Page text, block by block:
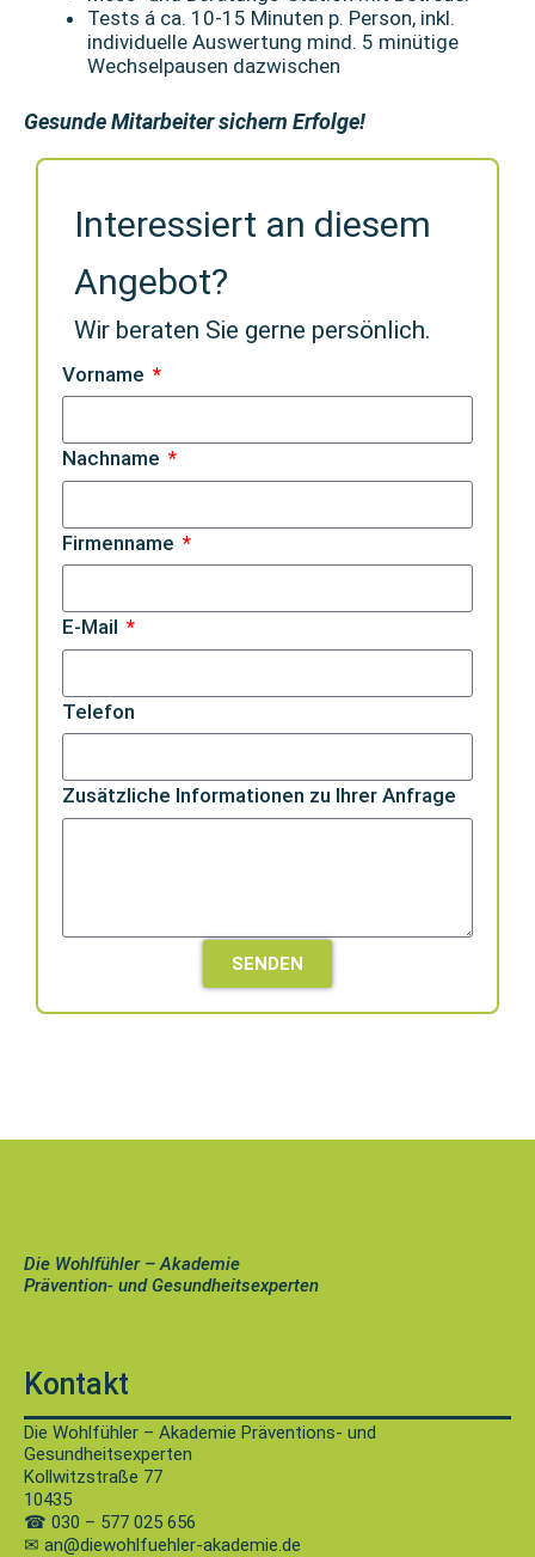
Tests á ca. 10-15 Minuten p. Person, inkl.
individuelle Auswertung mind. 5 minütige
Wechselpausen dazwischen
Gesunde Mitarbeiter sichern Erfolge!
Interessiert an diesem
Angebot?
Wir beraten Sie gerne persönlich.
Vorname
Nachname
Firmenname
E-Mail
Telefon
Zusätzliche Informationen zu Ihrer Anfrage
SENDEN
Die Wohlfühler – Akademie
Prävention- und Gesundheitsexperten
Kontakt
Die Wohlfühler – Akademie Präventions- und
Gesundheitsexperten
Kollwitzstraße 77
10435
☎ 030 – 577 025 656
✉ an@diewohlfuehler-akademie.de